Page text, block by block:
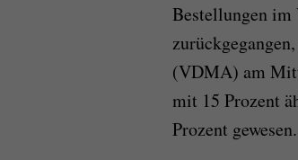
Bestellungen im
(VDMA) am
mit 15 Prozent
Prozent gewesen.